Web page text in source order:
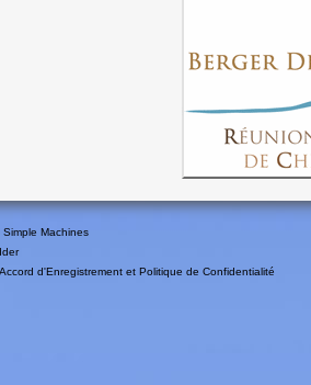
Simple Machines
Accord d'Enregistrement et Politique de Confidentialité